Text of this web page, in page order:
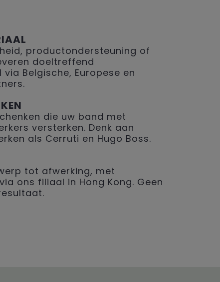
productondersteuning of
doeltreffend
Belgische, Europese en
die uw band met
versterken. Denk aan
als Cerruti en Hugo Boss.
tot afwerking, met
ons filiaal in Hong Kong. Geen